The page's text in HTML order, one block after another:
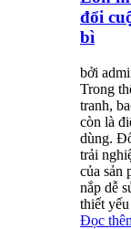
đổi
bì
bởi
Trong
tranh,
còn là
dùng.
trải
của sản
nắp dễ
thiết
Đọc